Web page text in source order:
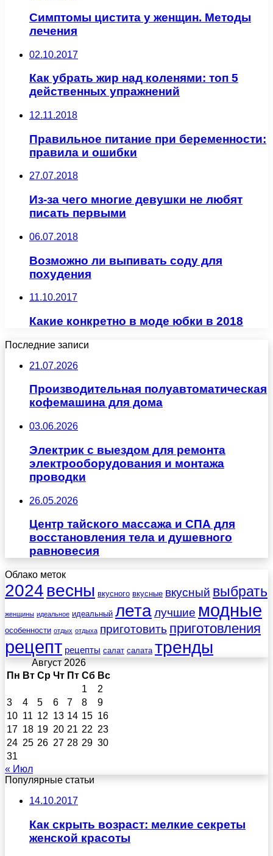
Симптомы цистита у женщин. Методы
лечения
02.10.2017
Как убрать жир над коленями: топ 5
действенных упражнений
12.11.2018
Правильное питание при беременности:
правила и ошибки
27.07.2018
Из-за чего многие девушки не любят
писать первыми
06.07.2018
Возможно ли выпивать соду для
похудения
11.10.2017
Какие конкретно в моде юбки в 2018
Последние записи
21.07.2026
Производительная полуавтоматическая
кофемашина для дома
03.06.2026
Электрик с выездом для ремонта
электрооборудования и монтажа
проводки
26.05.2026
Центр тайского массажа и СПА для
восстановления тела и душевного
равновесия
Облако меток
2024 весны вкусного вкусные вкусный выбрать
женщины идеальное идеальный леталучшие модные
особенности отдых отдыха приготовить приготовления
рецепт рецепты салат салата тренды
Август 2026
Пн Вт Ср Чт Пт Сб Вс
1
2
3
4 5 6 7 8
9
10 11 12 13 14 15 16
17 18 19 20 21 22 23
24 25 26 27 28 29 30
31
« Июл
Популярные статьи
14.10.2017
Как скрыть возраст: мелкие секреты
женской красоты